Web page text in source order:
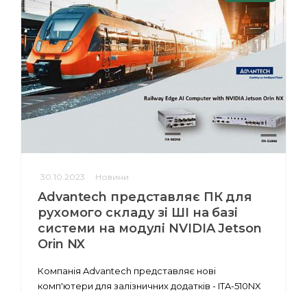
30.10.2023 Новини
Advantech представляє ПК для
рухомого складу зі ШІ на базі
системи на модулі NVIDIA Jetson
Orin NX
Компанія Advantech представляє нові
комп'ютери для залізничних додатків - ITA-510NX